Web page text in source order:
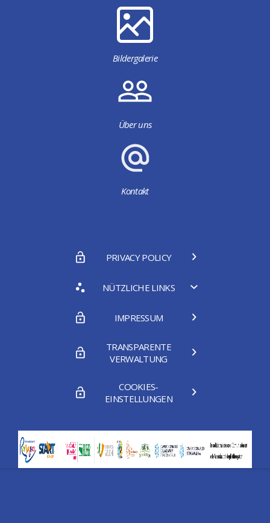
Bildergalerie
Über uns
Kontakt
PRIVACY POLICY
NÜTZLICHE LINKS
IMPRESSUM
TRANSPARENTE
VERWALTUNG
COOKIES-
EINSTELLUNGEN